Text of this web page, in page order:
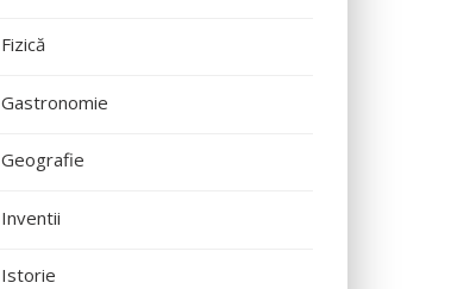
Fizică
Gastronomie
Geografie
Inventii
Istorie